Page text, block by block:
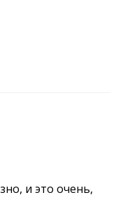
и это очень,